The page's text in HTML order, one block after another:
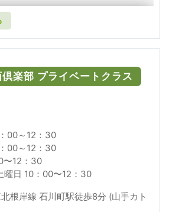
楽部 プライベートクラス
00～12：30
00～12：30
〜12：30
曜日 10：00〜12：30
根岸線 石川町駅徒歩8分 (山手カト